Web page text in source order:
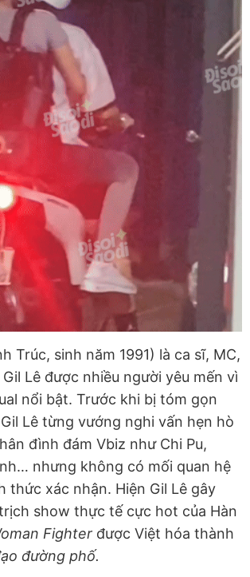
Trúc, sinh năm 1991) là ca sĩ, MC,
Lê được nhiều người yêu mến vì
nổi bật. Trước khi bị tóm gọn
Lê từng vướng nghi vấn hẹn hò
đình đám Vbiz như Chi Pu,
nhưng không có mối quan hệ
thức xác nhận. Hiện Gil Lê gây
show thực tế cực hot của Hàn
Fighter được Việt hóa thành
đường phố.